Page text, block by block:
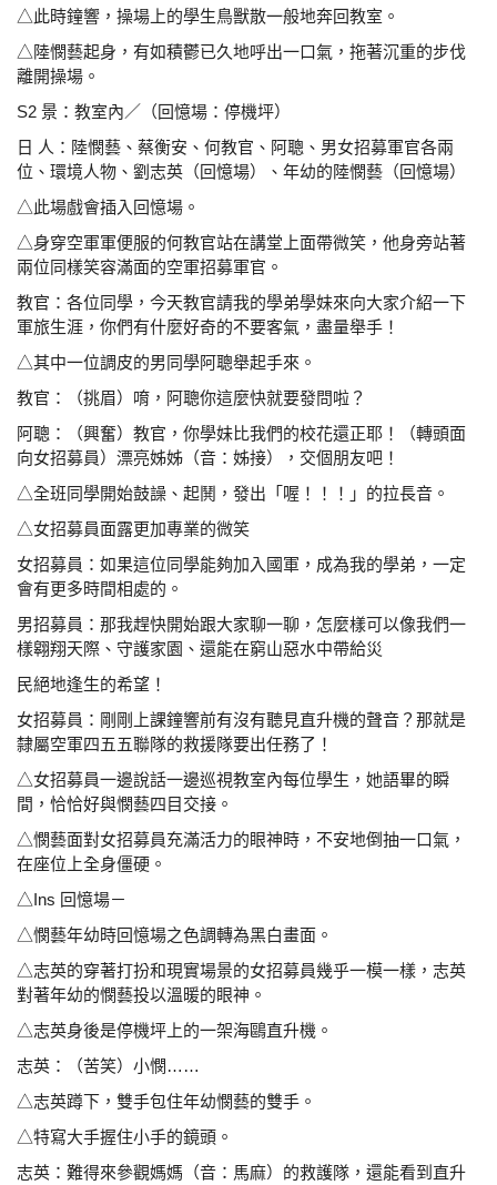
△此時鐘響，操場上的學生鳥獸散一般地奔回教室。
△陸憫藝起身，有如積鬱已久地呼出一口氣，拖著沉重的步伐
離開操場。
S2 景：教室內／（回憶場：停機坪）
日 人：陸憫藝、蔡衡安、何教官、阿聰、男女招募軍官各兩
位、環境人物、劉志英（回憶場）、年幼的陸憫藝（回憶場）
△此場戲會插入回憶場。
△身穿空軍軍便服的何教官站在講堂上面帶微笑，他身旁站著
兩位同樣笑容滿面的空軍招募軍官。
教官：各位同學，今天教官請我的學弟學妹來向大家介紹一下
軍旅生涯，你們有什麼好奇的不要客氣，盡量舉手！
△其中一位調皮的男同學阿聰舉起手來。
教官：（挑眉）唷，阿聰你這麼快就要發問啦？
阿聰：（興奮）教官，你學妹比我們的校花還正耶！（轉頭面
向女招募員）漂亮姊姊（音：姊接），交個朋友吧！
△全班同學開始鼓譟、起鬨，發出「喔！！！」的拉長音。
△女招募員面露更加專業的微笑
女招募員：如果這位同學能夠加入國軍，成為我的學弟，一定
會有更多時間相處的。
男招募員：那我趕快開始跟大家聊一聊，怎麼樣可以像我們一
樣翱翔天際、守護家園、還能在窮山惡水中帶給災
民絕地逢生的希望！
女招募員：剛剛上課鐘響前有沒有聽見直升機的聲音？那就是
隸屬空軍四五五聯隊的救援隊要出任務了！
△女招募員一邊說話一邊巡視教室內每位學生，她語畢的瞬
間，恰恰好與憫藝四目交接。
△憫藝面對女招募員充滿活力的眼神時，不安地倒抽一口氣，
在座位上全身僵硬。
△Ins 回憶場－
△憫藝年幼時回憶場之色調轉為黑白畫面。
△志英的穿著打扮和現實場景的女招募員幾乎一模一樣，志英
對著年幼的憫藝投以溫暖的眼神。
△志英身後是停機坪上的一架海鷗直升機。
志英：（苦笑）小憫……
△志英蹲下，雙手包住年幼憫藝的雙手。
△特寫大手握住小手的鏡頭。
志英：難得來參觀媽媽（音：馬麻）的救護隊，還能看到直升